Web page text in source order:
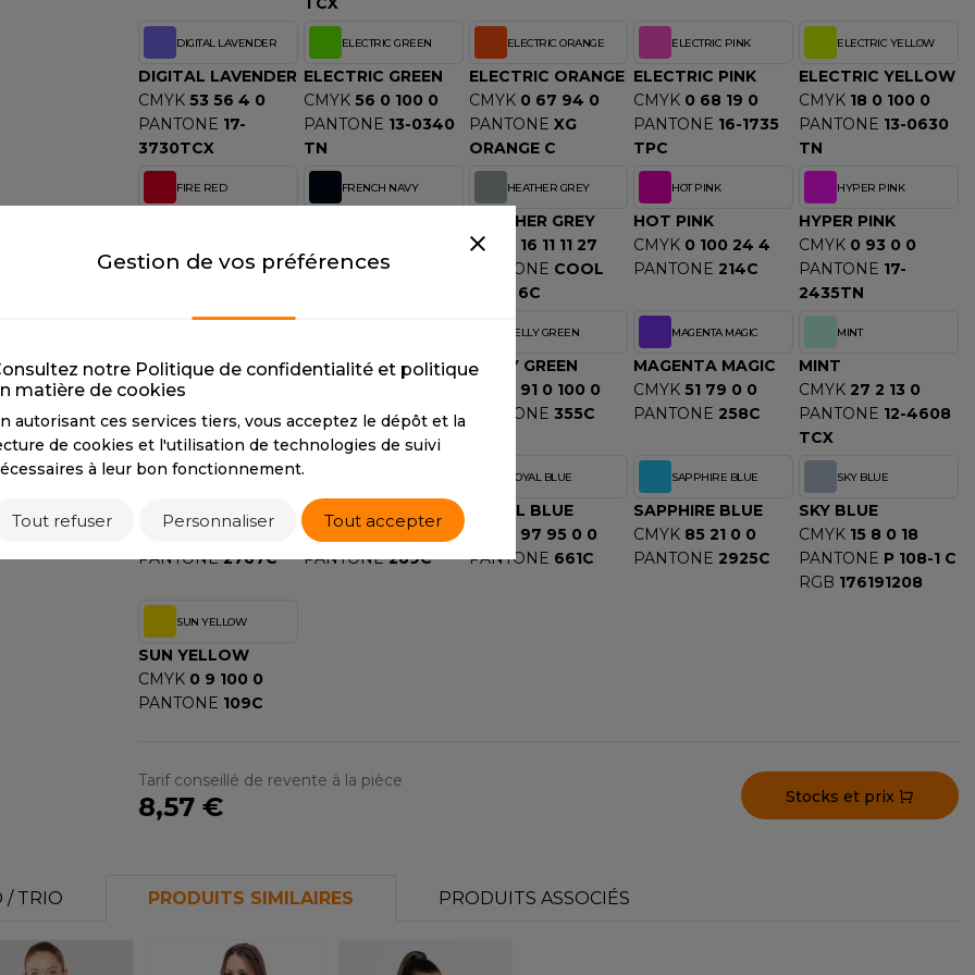
SANS ETIQUETTE
DIGITAL LAVENDER
DIGITAL LAVENDER
CMYK 53 56 4 0
PANTONE 17-
3730TCX
ELECTRIC GREEN
ELECTRIC GREEN
CMYK 56 0 100 0
PANTONE 13-0340
TN
ELECTRIC ORANGE
ELECTRIC ORANGE
CMYK 0 67 94 0
PANTONE XG
ORANGE C
ELECTRIC PINK
ELECTRIC PINK
CMYK 0 68 19 0
PANTONE 16-1735
TPC
ELECTRIC YELLOW
ELECTRIC YELLOW
CMYK 18 0 100 0
PANTONE 13-0630
TN
FIRE RED
PANTONE 186C
FRENCH NAVY
PANTONE 296C
HEATHER GREY
HEATHER GREY
CMYK
16 11 11 27
PANTONE COOL
GRAY 6C
HOT PINK
HOT PINK
CMYK 0 100 24 4
PANTONE 214C
HYPER PINK
HYPER PINK
CMYK 0 93 0 0
PANTONE 17-
2435TN
JADE
CMYK
PANTONE 329C
JET BLACK
PANTONE 19-
0414TCX
KELLY GREEN
KELLY GREEN
91 0 100 0
PANTONE 355C
MAGENTA MAGIC
MAGENTA MAGIC
CMYK 51 79 0 0
PANTONE 258C
MINT
MINT
CMYK 27 2 13 0
PANTONE 12-4608
TCX
OXFORD NAVY
OXFORD NAVY
PANTONE 2767C
PURPLE
CMYK
80 98 5 27
PANTONE 269C
ROYAL BLUE
ROYAL BLUE
97 95 0 0
PANTONE 661C
SAPPHIRE BLUE
SAPPHIRE BLUE
CMYK 85 21 0 0
PANTONE 2925C
SKY BLUE
SKY BLUE
CMYK 15 8 0 18
PANTONE P 108-1 C
RGB 176191208
SUN YELLOW
SUN YELLOW
CMYK 0 9 100 0
PANTONE 109C
Tarif conseillé de revente à la pièce
8,57 € Stocks et prix
/ TRIO PRODUITS SIMILAIRES PRODUITS ASSOCIÉS
Gestion de vos préférences
notre Politique de confidentialité et politique
matière de cookies
autorisant ces services tiers, vous acceptez le dépôt et la
de cookies et l'utilisation de technologies de suivi
à leur bon fonctionnement.
Tout refuser Personnaliser Tout accepter